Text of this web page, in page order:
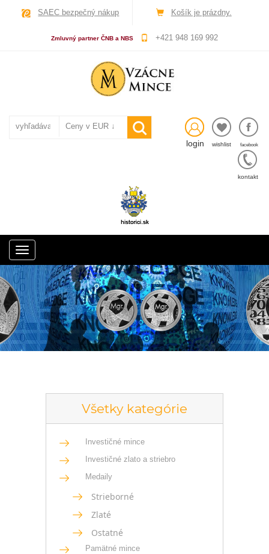
SAEC bezpečný nákup Košík je prázdny.
Zmluvný partner ČNB a NBS +421 948 169 992
login wishlist facebook
kontakt
Toggle
navigation
Všetky kategórie
Investičné mince
Investičné zlato a striebro
Medaily
Strieborné
Zlaté
Ostatné
Pamätné mince